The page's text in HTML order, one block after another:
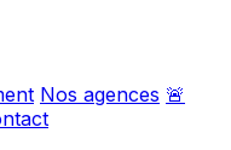
Nos agences 🚨